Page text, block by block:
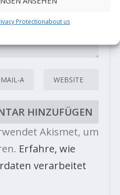
Protectionabout us
Akismet, um
Erfahre, wie
verarbeitet